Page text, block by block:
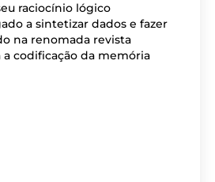
raciocínio lógico
a sintetizar dados e fazer
na renomada revista
codificação da memória